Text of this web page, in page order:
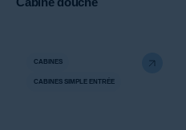
CABINES
CABINES SIMPLE ENTRÉE